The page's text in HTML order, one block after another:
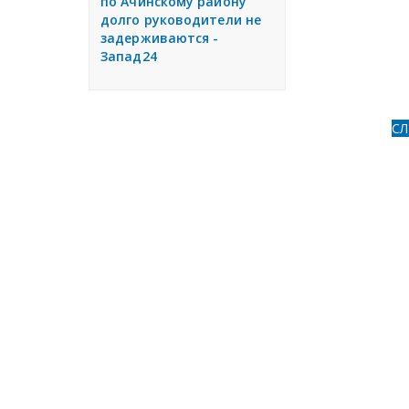
долго руководители не
задерживаются -
Запад24